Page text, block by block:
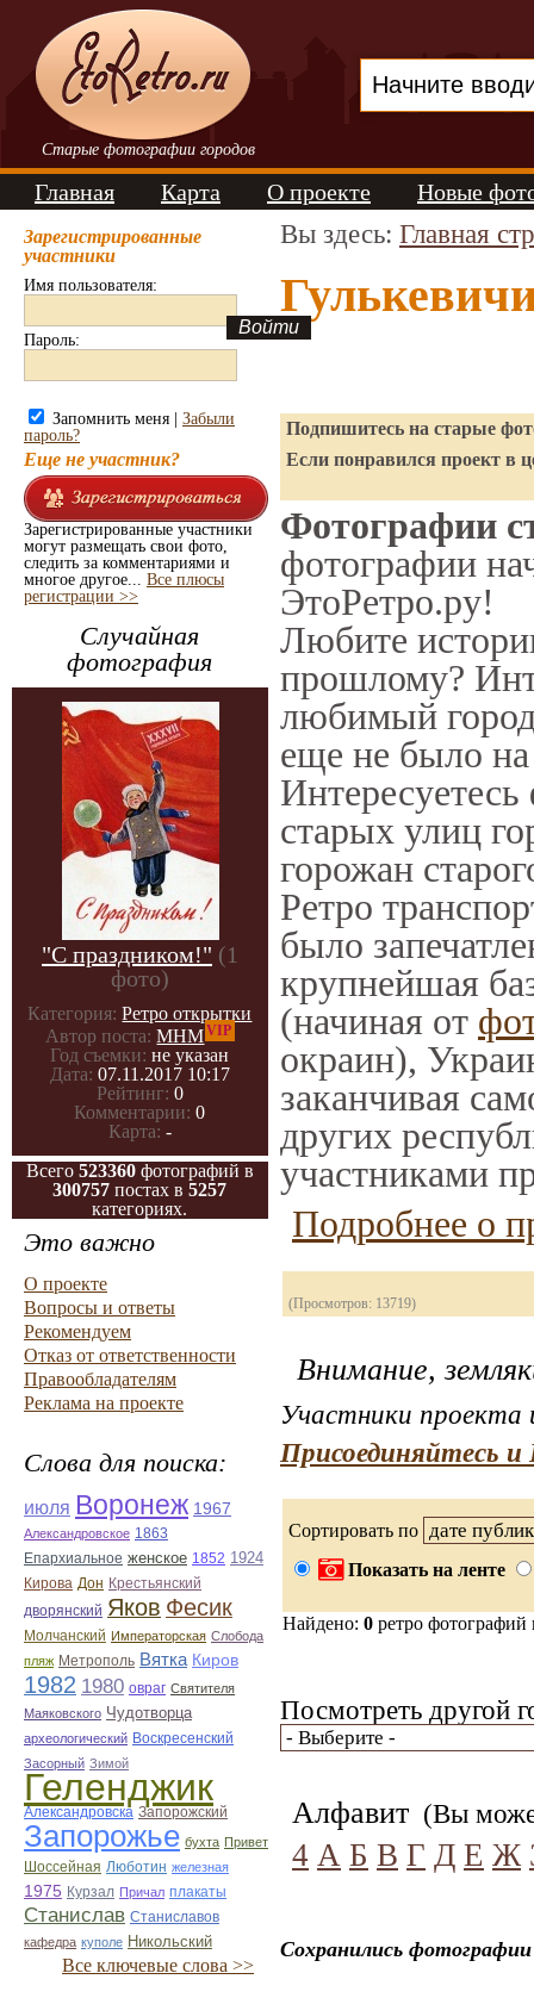
Старые фотографии городов
Главная Карта О проекте Новые
Зарегистрированные
участники
Имя пользователя:
Пароль:
Запомнить меня | Забыли
пароль?
Еще не участник?
Зарегистрированные участники
могут размещать свои фото,
следить за комментариями и
многое другое... Все плюсы
регистрации >>
Случайная
фотография
"С праздником!" (1
фото)
Категория: Ретро открытки
Автор поста: МНМVIP
Год съемки: не указан
Дата: 07.11.2017 10:17
Рейтинг: 0
Комментарии: 0
Карта: -
Всего 523360 фотографий в
300757 постах в5257
категориях.
Это важно
О проекте
Вопросы и ответы
Рекомендуем
Отказ от ответственности
Правообладателям
Реклама на проекте
Слова для поиска:
июля Воронеж 1967
Александровское 1863
Епархиальное женское 1852 1924
Кирова Дон Крестьянский
дворянский Яков Фесик
Молчанский Императорская Слобода
пляж Метрополь Вятка Киров
1982 1980 овраг Святителя
Маяковского Чудотворца
археологический Воскресенский
Засорный Зимой
Геленджик
Александровска Запорожский
Запорожье бухта Привет
Шоссейная Люботин железная
1975 Курзал Причал плакаты
Станислав Станиславов
кафедра куполе Никольский
Все ключевые слова >>
Вы здесь: Главная
Подпишитесь на старые
Если понравился проект в
Фотографии
фотографии
ЭтоРетро.ру!
Любите
прошлому?
любимый
еще не было на
Интересуетесь
старых улиц
горожан
Ретро
было
крупнейшая
(начиная от
окраин),
заканчивая
других
участниками
Подробнее о
(Просмотров: 13719)
Внимание,
Участники проекта
Присоединяйтесь
Сортировать по
Показать на ленте
Найдено: 0 ретро
Посмотреть другой
Алфавит (Вы
4 А Б В Г Д Е Ж
Сохранились